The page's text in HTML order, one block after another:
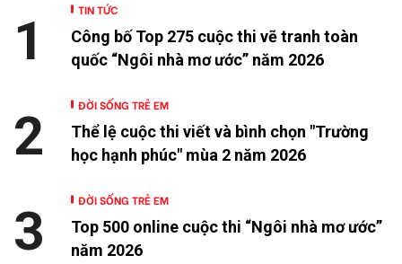
TIN TỨC
Công bố Top 275 cuộc thi vẽ tranh toàn
quốc “Ngôi nhà mơ ước” năm 2026
1
ĐỜI SỐNG TRẺ EM
Thể lệ cuộc thi viết và bình chọn "Trường
học hạnh phúc" mùa 2 năm 2026
2
ĐỜI SỐNG TRẺ EM
Top 500 online cuộc thi “Ngôi nhà mơ ước”
năm 2026
3